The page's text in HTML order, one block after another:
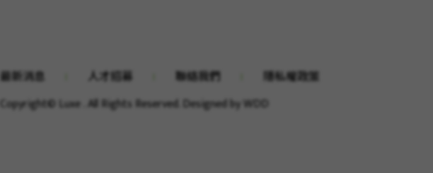
最新消息 人才招募 聯絡我們
隱私權政策
Copyright© Luxe . All Rights Reserved. Designed by WDD